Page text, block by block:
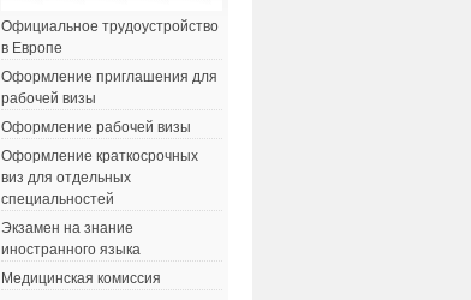
Официальное трудоустройство
в Европе
Оформление приглашения для
рабочей визы
Оформление рабочей визы
Оформление краткосрочных
виз для отдельных
специальностей
Экзамен на знание
иностранного языка
Медицинская комиссия